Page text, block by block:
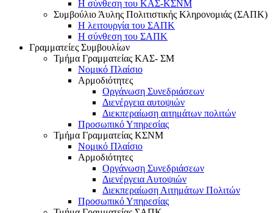
Η σύνθεση του ΚΑΣ-ΚΣΝΜ
Συμβούλιο Άυλης Πολιτιστικής Κληρονομιάς (ΣΑΠΚ)
Η λειτουργία του ΣΑΠΚ
Η σύνθεση του ΣΑΠΚ
Γραμματείες Συμβουλίων
Τμήμα Γραμματείας ΚΑΣ- ΣΜ
Νομικό Πλαίσιο
Αρμοδιότητες
Οργάνωση Συνεδριάσεων
Διενέργεια αυτοψιών
Διεκπεραίωση αιτημάτων πολιτών
Προσωπικό Υπηρεσίας
Τμήμα Γραμματείας ΚΣΝΜ
Νομικό Πλαίσιο
Αρμοδιότητες
Οργάνωση Συνεδριάσεων
Διενέργεια Αυτοψιών
Διεκπεραίωση Αιτημάτων Πολιτών
Προσωπικό Υπηρεσίας